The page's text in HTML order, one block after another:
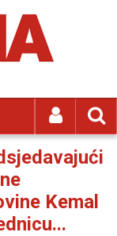
Kemal